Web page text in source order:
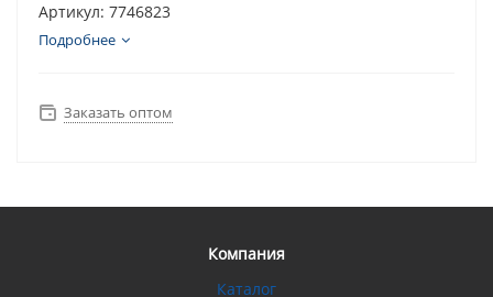
Артикул: 7746823
Подробнее
Заказать оптом
Компания
Каталог